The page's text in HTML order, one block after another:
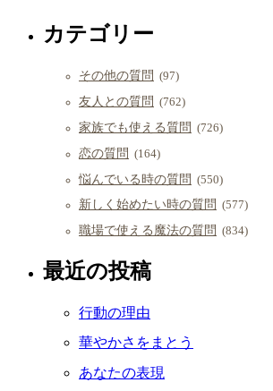
カテゴリー
その他の質問 (97)
友人との質問 (762)
家族でも使える質問 (726)
恋の質問 (164)
悩んでいる時の質問 (550)
新しく始めたい時の質問 (577)
職場で使える魔法の質問 (834)
最近の投稿
行動の理由
華やかさをまとう
あなたの表現